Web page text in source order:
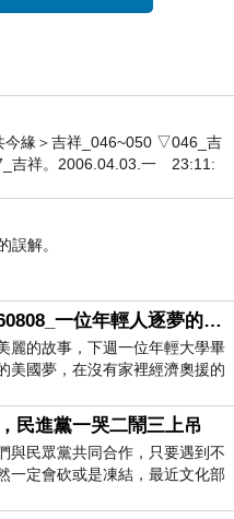
今緣＞吉祥_046~050 ▽046_吉
吉祥。2006.04.03.一 23:11:
誤解。
小朱週記 20260808_一位年輕人逐夢的真實故事
麗的故事，下週一位年輕大學畢
美國夢，在沒有家裡經濟奧援的
努力工作累積出國基
民進黨一哭二鬧三上吊
與民眾黨共同合作，只要遇到不
一定會砍或是凍結，最近文化部
plus預算，在110年